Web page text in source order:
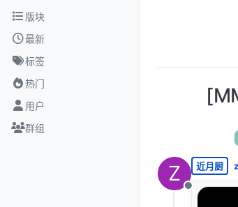
跳转至内容
版块
最新
标签
热门
用户
群组
Z
离线
近月厨